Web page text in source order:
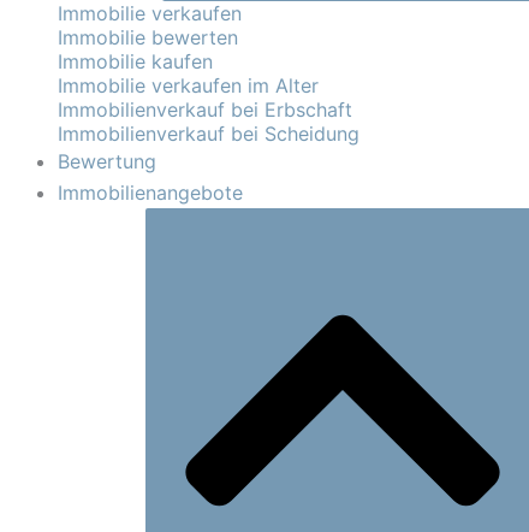
Immobilie verkaufen
Immobilie bewerten
Immobilie kaufen
Immobilie verkaufen im Alter
Immobilienverkauf bei Erbschaft
Immobilienverkauf bei Scheidung
Bewertung
Immobilienangebote